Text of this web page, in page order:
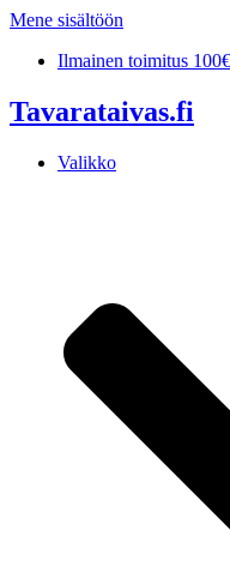
Mene sisältöön
Ilmainen toimitus
Tavarataivas.fi
Valikko